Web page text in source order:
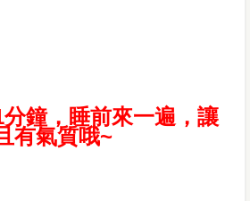
鐘，睡前來一遍，讓
有氣質哦~